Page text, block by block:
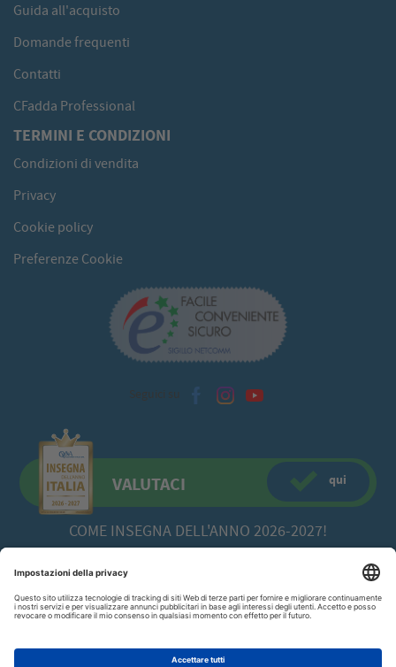
Guida all'acquisto
Domande frequenti
Contatti
CFadda Professional
TERMINI E CONDIZIONI
Condizioni di vendita
Privacy
Cookie policy
Preferenze Cookie
Seguici su
VALUTACI
COME INSEGNA DELL'ANNO 2026-2027!
qui
CFadda SRLa socio unico -Copyright© 2026 Via Calamattia, 23 - 09134